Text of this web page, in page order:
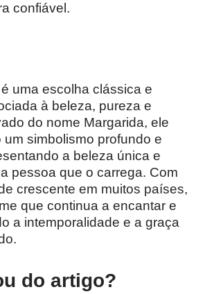
confiável.
uma escolha clássica e
à beleza, pureza e
do nome Margarida, ele
simbolismo profundo e
a beleza única e
pessoa que o carrega. Com
crescente em muitos países,
que continua a encantar e
a intemporalidade e a graça
do artigo?